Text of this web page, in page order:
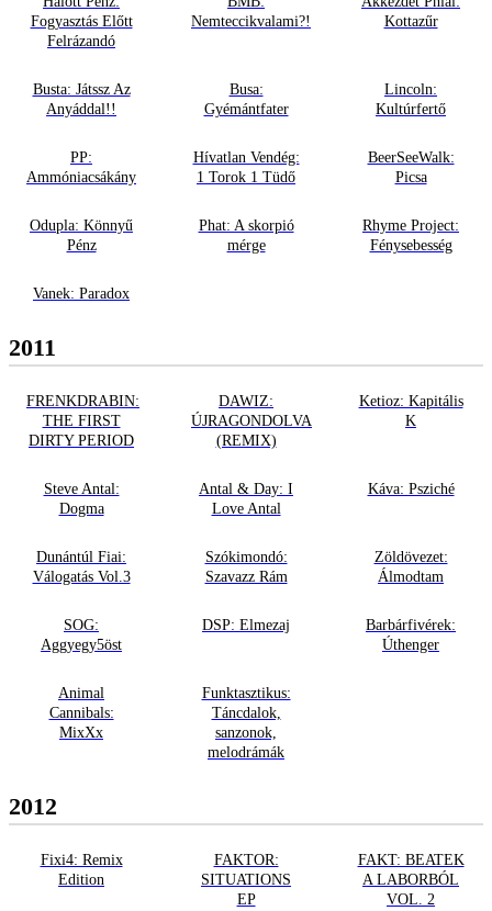
Fogyasztás Előtt
Felrázandó
Nemteccikvalami?!
Kottazűr
Busta: Játssz Az
Anyáddal!!
Busa:
Gyémántfater
Lincoln:
Kultúrfertő
PP:
Ammóniacsákány
Hívatlan Vendég:
1 Torok 1 Tüdő
BeerSeeWalk:
Picsa
Odupla: Könnyű
Pénz
Phat: A skorpió
mérge
Rhyme Project:
Fénysebesség
Vanek: Paradox
2011
FRENKDRABIN:
THE FIRST
DIRTY PERIOD
DAWIZ:
ÚJRAGONDOLVA
(REMIX)
Ketioz: Kapitális
K
Steve Antal:
Dogma
Antal & Day: I
Love Antal
Káva: Psziché
Dunántúl Fiai:
Válogatás Vol.3
Szókimondó:
Szavazz Rám
Zöldövezet:
Álmodtam
SOG:
Aggyegy5öst
DSP: Elmezaj
Barbárfivérek:
Úthenger
Animal
Cannibals:
MixXx
Funktasztikus:
Táncdalok,
sanzonok,
melodrámák
2012
Fixi4: Remix
Edition
FAKTOR:
SITUATIONS
EP
FAKT: BEATEK
A LABORBÓL
VOL. 2